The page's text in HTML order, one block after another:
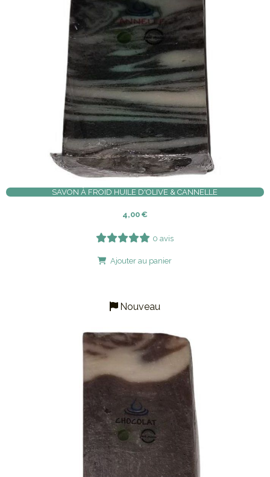
SAVON À FROID HUILE D'OLIVE & CANNELLE
4,00€
0 avis
Ajouter au panier
Nouveau